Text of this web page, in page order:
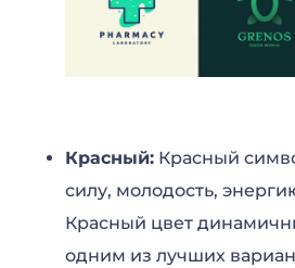
Красный: Красный
силу, молодость,
Красный цвет
одним из лучших